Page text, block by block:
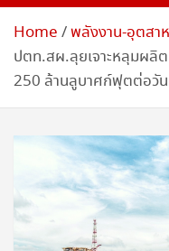
Home พลังงาน-อุตสา
ปตท.สผ.ลุยเจาะหลุมผลิ
250 ล้านลูบาศก์ฟุตต่อวัน